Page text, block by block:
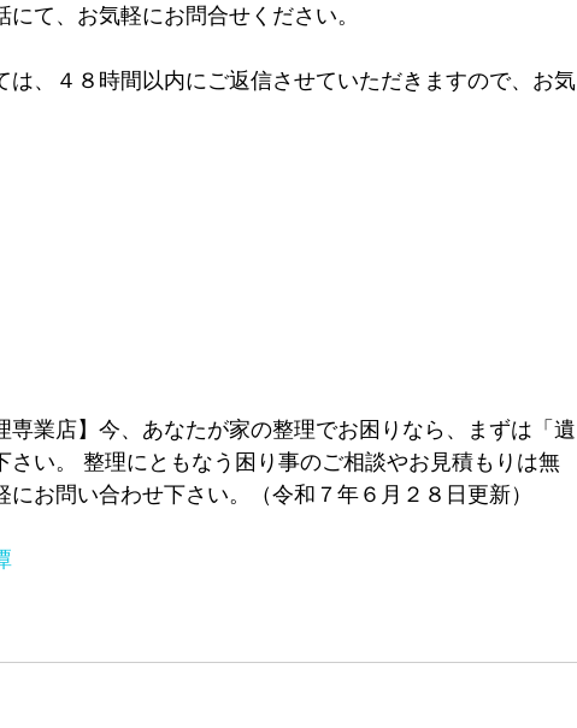
て、お気軽にお問合せください。
は、４８時間以内にご返信させていただきますので、お気
専業店】今、あなたが家の整理でお困りなら、まずは「遺
さい。 整理にともなう困り事のご相談やお見積もりは無
お問い合わせ下さい。
（令和７年６月２８日更新）